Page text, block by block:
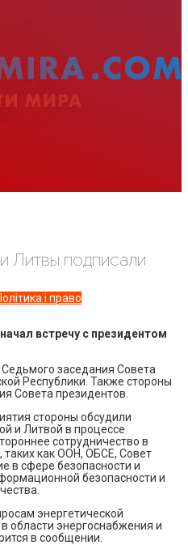
Литвы подписали
і право
встречу с президентом
заседания Совета
Республики. Также стороны
Совета президентов.
стороны обсудили
и Литвой в процессе
сотрудничество в
как ООН, ОБСЕ, Совет
в сфере безопасности и
безопасности и
энергетической
области энергоснабжения и
в сообщении.